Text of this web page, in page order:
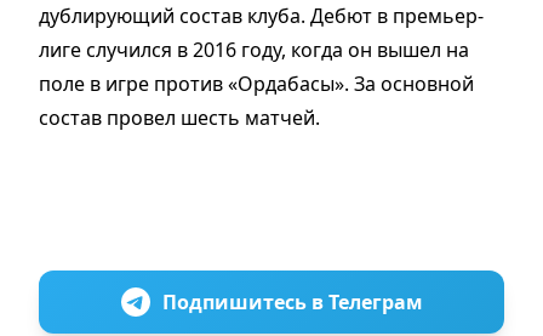
дублирующий состав клуба. Дебют в премьер-
лиге случился в 2016 году, когда он вышел на
поле в игре против «Ордабасы». За основной
состав провел шесть матчей.
Подпишитесь в Телеграм